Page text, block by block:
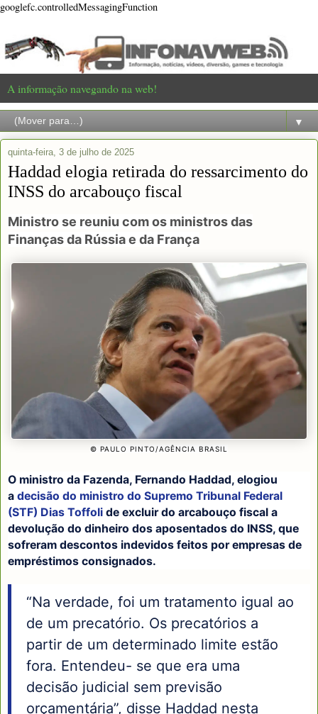
googlefc.controlledMessagingFunction
A informação navegando na web!
▼
quinta-feira, 3 de julho de 2025
Haddad elogia retirada do ressarcimento do
INSS do arcabouço fiscal
Ministro se reuniu com os ministros das
Finanças da Rússia e da França
© PAULO PINTO/AGÊNCIA BRASIL
O ministro da Fazenda, Fernando Haddad, elogiou
a decisão do ministro do Supremo Tribunal Federal
(STF) Dias Toffoli de excluir do arcabouço fiscal a
devolução do dinheiro dos aposentados do INSS, que
sofreram descontos indevidos feitos por empresas de
empréstimos consignados.
“Na verdade, foi um tratamento igual ao
de um precatório. Os precatórios a
partir de um determinado limite estão
fora. Entendeu- se que era uma
decisão judicial sem previsão
orçamentária”, disse Haddad nesta